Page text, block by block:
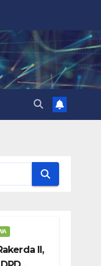
II,